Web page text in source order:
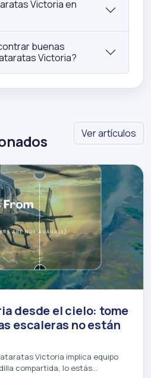
Victoria en
buenas
Victoria?
Ver artículos
desde el cielo: tome
escaleras no están
Victoria implica equipo
compartida, lo estás…